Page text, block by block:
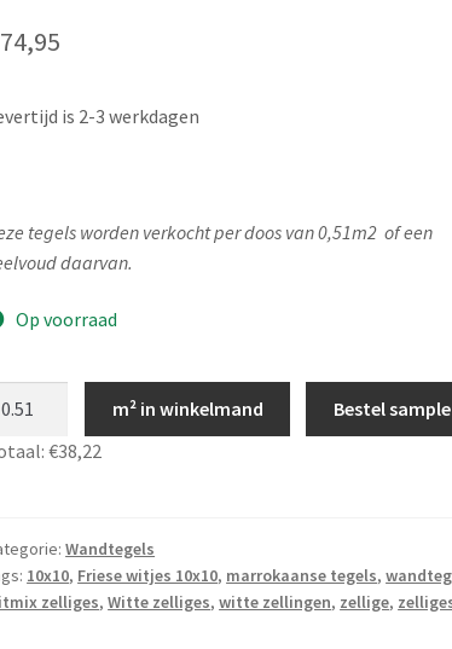
74,95
is 2-3 werkdagen
tegels worden verkocht per doos van 0,51m2 of een
daarvan.
Op voorraad
m² in winkelmand
Bestel sample
€38,22
Wandtegels
10x10, Friese witjes 10x10, marrokaanse tegels,
zelliges,Witte zelliges,witte zellingen, zellige,